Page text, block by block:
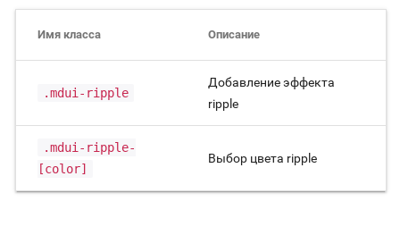
Имя класса Описание
.mdui-ripple
Добавление эффекта
ripple
.mdui-ripple-
[color]
Выбор цвета ripple